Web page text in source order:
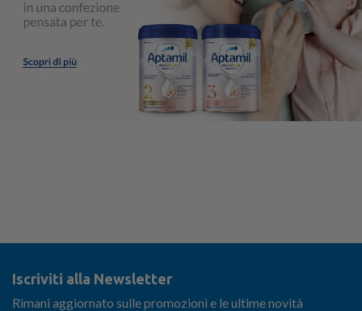
Iscriviti alla Newsletter
Rimani aggiornato sulle promozioni e le ultime novità